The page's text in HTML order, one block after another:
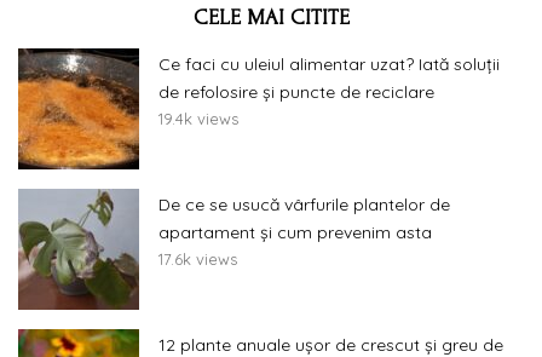
CELE MAI CITITE
Ce faci cu uleiul alimentar uzat? Iată soluții
de refolosire și puncte de reciclare
19.4k views
De ce se usucă vârfurile plantelor de
apartament și cum prevenim asta
17.6k views
12 plante anuale ușor de crescut și greu de